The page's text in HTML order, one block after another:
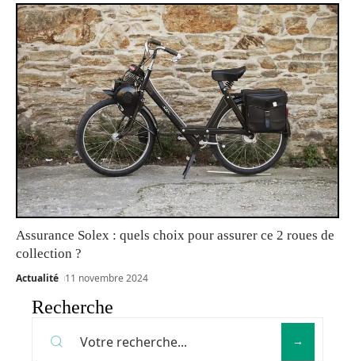
Assurance Solex : quels choix pour assurer ce 2 roues de
collection ?
Actualité 11 novembre 2024
Recherche